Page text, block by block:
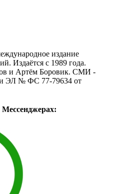
издание
Издаётся с 1989 года.
и Артём Боровик. CМИ -
ЭЛ № ФС 77-79634 от